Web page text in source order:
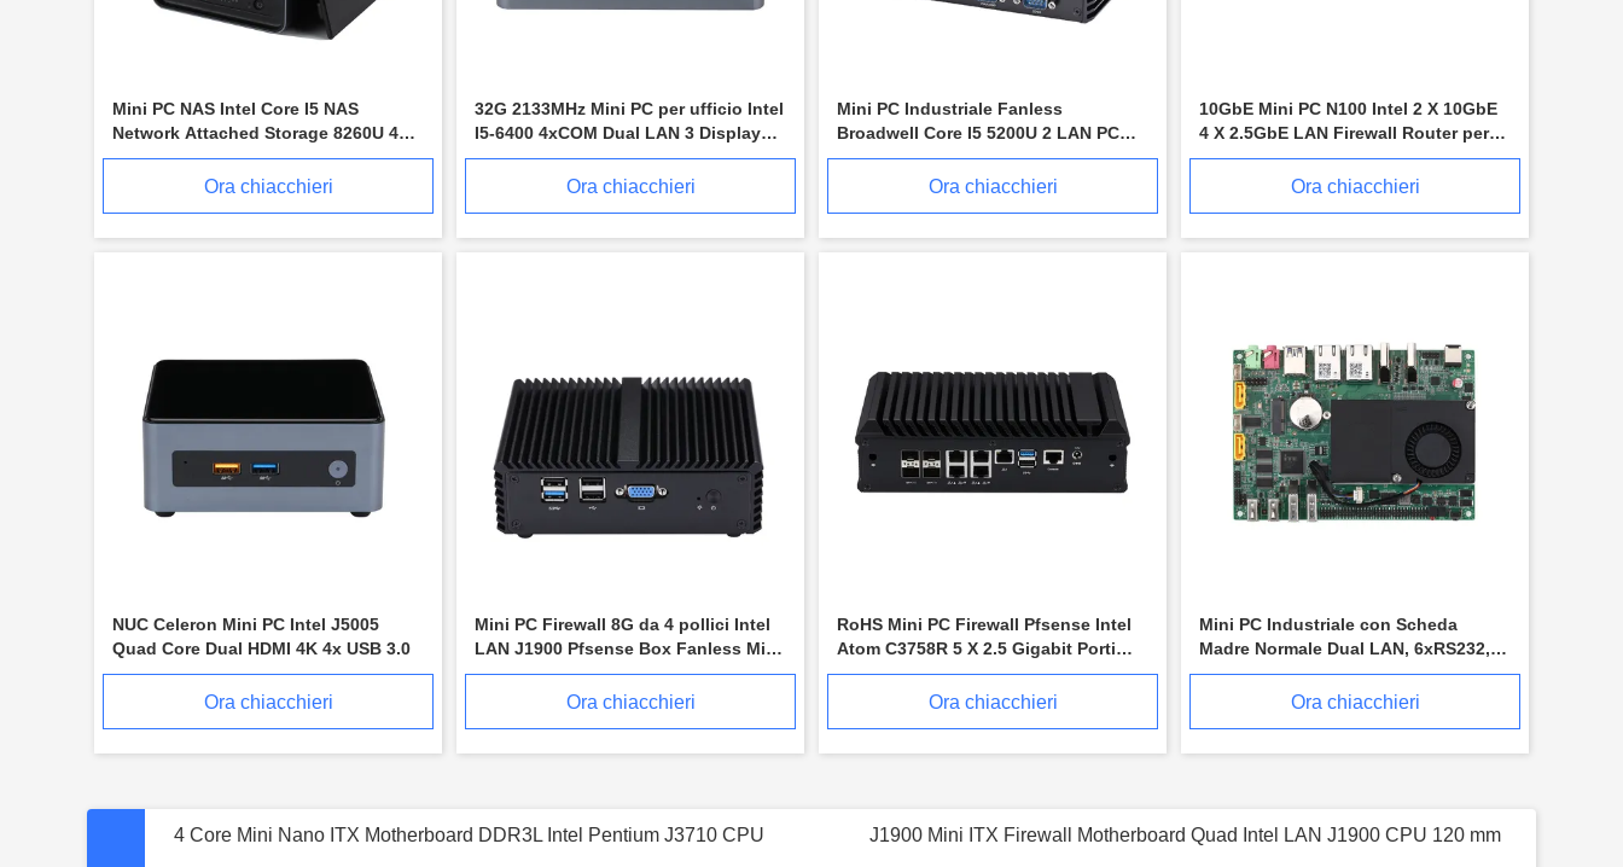
Mini PC NAS Intel Core I5 NAS
Network Attached Storage 8260U 4
Bay Storage
Ora chiacchieri
32G 2133MHz Mini PC per ufficio Intel
I5-6400 4xCOM Dual LAN 3 Display
Fanless Media PC
Ora chiacchieri
Mini PC Industriale Fanless
Broadwell Core I5 5200U 2 LAN PC
Media Fanless
Ora chiacchieri
10GbE Mini PC N100 Intel 2 X 10GbE
4 X 2.5GbE LAN Firewall Router per
aziende
Ora chiacchieri
NUC Celeron Mini PC Intel J5005
Quad Core Dual HDMI 4K 4x USB 3.0
Ora chiacchieri
Mini PC Firewall 8G da 4 pollici Intel
LAN J1900 Pfsense Box Fanless Mini
PC Pfsense
Ora chiacchieri
RoHS Mini PC Firewall Pfsense Intel
Atom C3758R 5 X 2.5 Gigabit Porti
LAN RoHS
Ora chiacchieri
Mini PC Industriale con Scheda
Madre Normale Dual LAN, 6xRS232,
1xRS485, Processore I3 5005U
Ora chiacchieri
USB2.0 Mini PC industriale Intel 3855U 6 COM 2 HDM 1 VGA PC senza ventole